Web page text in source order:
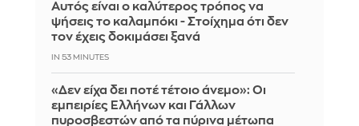
Αυτός είναι ο καλύτερος τρόπος να
ψήσεις το καλαμπόκι - Στοίχημα ότι δεν
τον έχεις δοκιμάσει ξανά
IN 53 MINUTES
«Δεν είχα δει ποτέ τέτοιο άνεμο»: Οι
εμπειρίες Ελλήνων και Γάλλων
πυροσβεστών από τα πύρινα μέτωπα